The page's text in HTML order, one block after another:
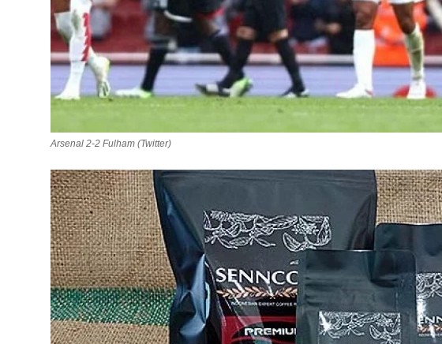
Arsenal 2-2 Fulham (Twitter)